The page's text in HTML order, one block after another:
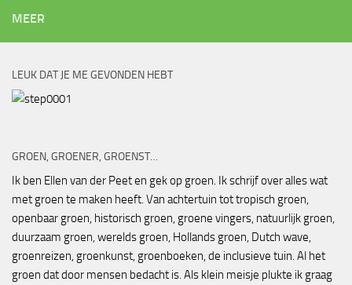
MEER
LEUK DAT JE ME GEVONDEN HEBT
GROEN, GROENER, GROENST…
Ik ben Ellen van der Peet en gek op groen. Ik schrijf over alles wat
met groen te maken heeft. Van achtertuin tot tropisch groen,
openbaar groen, historisch groen, groene vingers, natuurlijk groen,
duurzaam groen, werelds groen, Hollands groen, Dutch wave,
groenreizen, groenkunst, groenboeken, de inclusieve tuin. Al het
groen dat door mensen bedacht is. Als klein meisje plukte ik graag